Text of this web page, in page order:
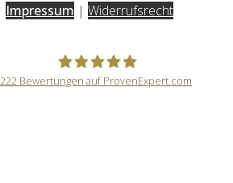
Impressum | Widerrufsrecht
222 Bewertungen auf ProvenExpert.com